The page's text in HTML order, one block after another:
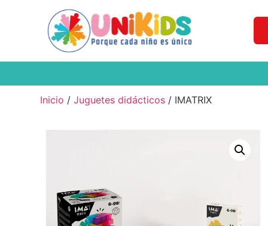
Inicio /Juguetes didácticos / IMATRIX